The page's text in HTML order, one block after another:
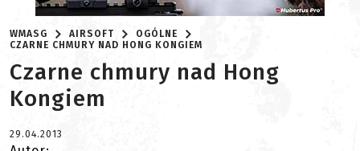
WMASG AIRSOFT
OGÓLNE
CZARNE CHMURY NAD HONG KONGIEM
Czarne chmury nad Hong
Kongiem
29.04.2013